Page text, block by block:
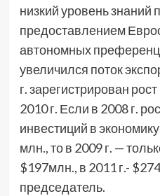
низкий уровень
предоставлением
автономных
увеличился поток
г. зарегистрирован
2010 г. Если в 2008 г.
инвестиций в
млн., то в 2009 г. —
$197млн., в 2011 г.-
председатель.